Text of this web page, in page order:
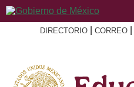
DIRECTORIO CORREO